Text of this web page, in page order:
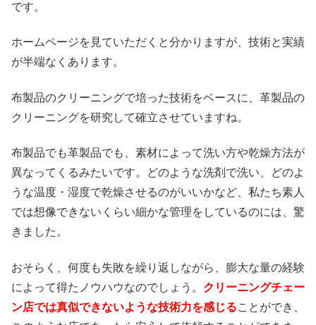
です。
ホームページを見ていただくと分かりますが、技術と実績
が半端なくあります。
布製品のクリーニングで培った技術をベースに、革製品の
クリーニングを研究して確立させていますね。
布製品でも革製品でも、素材によって洗い方や乾燥方法が
異なってくるみたいです。どのような洗剤で洗い、どのよ
うな温度・湿度で乾燥させるのがいいかなど、私たち素人
では想像できないくらい細かな管理をしているのには、驚
きました。
おそらく、何度も失敗を繰り返しながら、膨大な量の経験
によって得たノウハウなのでしょう。 クリーニングチェー
ン店では真似できないような技術力を感じることができ、